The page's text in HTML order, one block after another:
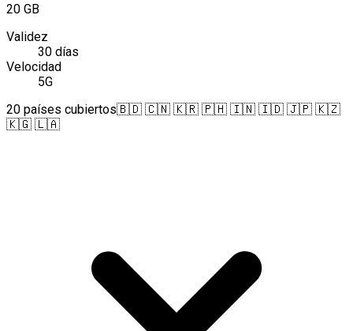
20 GB
Validez
30 días
Velocidad
5G
20 países cubiertos🇧🇩 🇨🇳 🇰🇷 🇵🇭 🇮🇳 🇮🇩 🇯🇵 🇰🇿
🇰🇬 🇱🇦